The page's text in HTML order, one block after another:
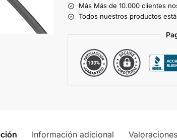
r
n
Más Más de 10.000 clientes
Todos nuestros productos
Información adicional Valoraciones